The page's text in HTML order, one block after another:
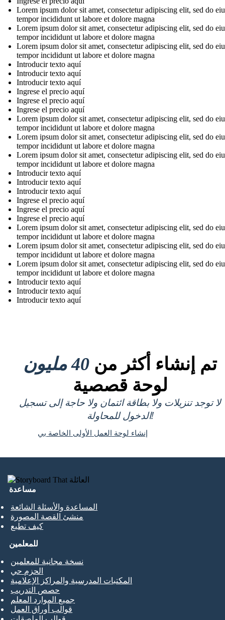
Lorem ipsum dolor sit amet, consectetur adipiscing elit, sed do
tempor incididunt ut labore et dolore magna
Lorem ipsum dolor sit amet, consectetur adipiscing elit, sed do
tempor incididunt ut labore et dolore magna
Lorem ipsum dolor sit amet, consectetur adipiscing elit, sed do
tempor incididunt ut labore et dolore magna
Introducir texto aquí
Introducir texto aquí
Introducir texto aquí
Ingrese el precio aquí
Ingrese el precio aquí
Ingrese el precio aquí
Lorem ipsum dolor sit amet, consectetur adipiscing elit, sed do
tempor incididunt ut labore et dolore magna
Lorem ipsum dolor sit amet, consectetur adipiscing elit, sed do
tempor incididunt ut labore et dolore magna
Lorem ipsum dolor sit amet, consectetur adipiscing elit, sed do
tempor incididunt ut labore et dolore magna
Introducir texto aquí
Introducir texto aquí
Introducir texto aquí
Ingrese el precio aquí
Ingrese el precio aquí
Ingrese el precio aquí
Lorem ipsum dolor sit amet, consectetur adipiscing elit, sed do
tempor incididunt ut labore et dolore magna
Lorem ipsum dolor sit amet, consectetur adipiscing elit, sed do
tempor incididunt ut labore et dolore magna
Lorem ipsum dolor sit amet, consectetur adipiscing elit, sed do
tempor incididunt ut labore et dolore magna
Introducir texto aquí
Introducir texto aquí
Introducir texto aquí
تم إنشاء أكثر من 40 مليون
لوحة قصصية
لا توجد تنزيلات ولا بطاقة ائتمان ولا حاجة إلى تسجيل
الدخول للمحاولة!
إنشاء لوحة العمل الأولى الخاصة بي
مساعدة
المساعدة والأسئلة الشائعة
منشئ القصة المصورة
كيف تطبع
للمعلمين
نسخة مجانية للمعلمين
الحزم حي
المكتبات المدرسية والمراكز الإعلامية
حصص التدريب
جميع الموارد المعلم
قوالب أوراق العمل